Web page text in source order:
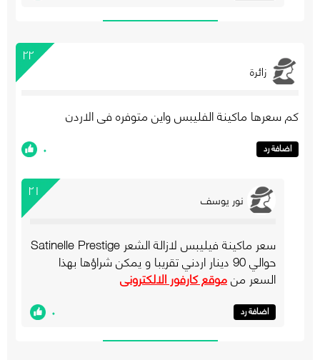
٢٢
زائرة
كم سعرها ماكينة الفليبس واين متوفره في الاردن
اضافة رد ٠
٢١ نور يوسف
سعر ماكينة فيليبس لازالة الشعر Satinelle Prestige
حوالي 90 دينار اردني تقريبا و يمكن شراؤها بهذا
السعر منموقع كارفور الالكتروني
اضافة رد ٠